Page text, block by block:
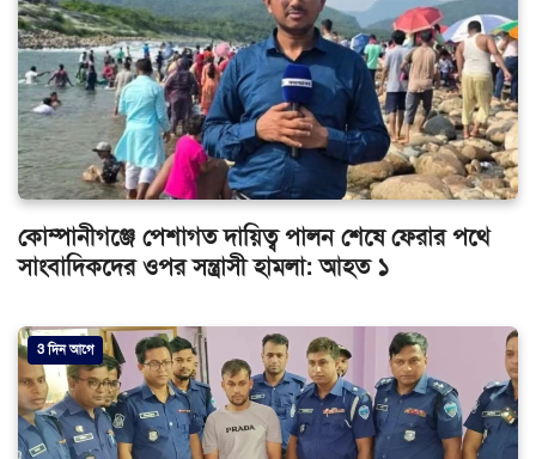
কোম্পানীগঞ্জে পেশাগত দায়িত্ব পালন শেষে ফেরার পথে
সাংবাদিকদের ওপর সন্ত্রাসী হামলা: আহত ১
3 দিন আগে